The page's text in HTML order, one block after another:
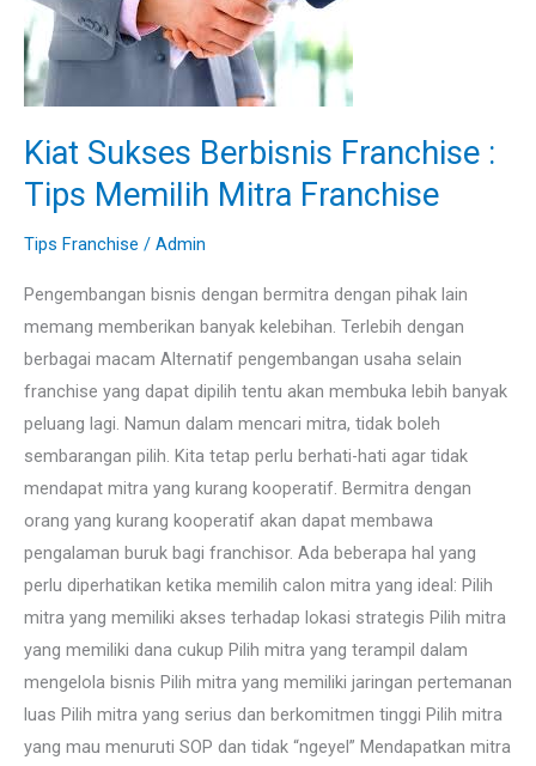
Kiat Sukses Berbisnis Franchise :
Tips Memilih Mitra Franchise
Tips Franchise / Admin
Pengembangan bisnis dengan bermitra dengan pihak lain
memang memberikan banyak kelebihan. Terlebih dengan
berbagai macam Alternatif pengembangan usaha selain
franchise yang dapat dipilih tentu akan membuka lebih banyak
peluang lagi. Namun dalam mencari mitra, tidak boleh
sembarangan pilih. Kita tetap perlu berhati-hati agar tidak
mendapat mitra yang kurang kooperatif. Bermitra dengan
orang yang kurang kooperatif akan dapat membawa
pengalaman buruk bagi franchisor. Ada beberapa hal yang
perlu diperhatikan ketika memilih calon mitra yang ideal: Pilih
mitra yang memiliki akses terhadap lokasi strategis Pilih mitra
yang memiliki dana cukup Pilih mitra yang terampil dalam
mengelola bisnis Pilih mitra yang memiliki jaringan pertemanan
luas Pilih mitra yang serius dan berkomitmen tinggi Pilih mitra
yang mau menuruti SOP dan tidak “ngeyel” Mendapatkan mitra
:
Tips
Memilih
Franchise